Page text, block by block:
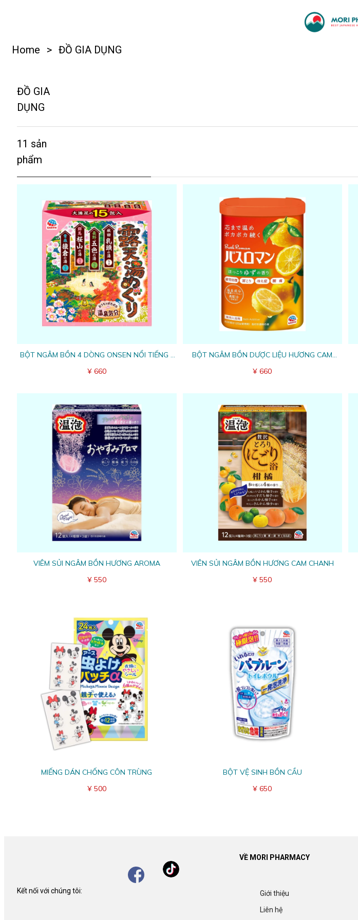
Home > ĐỒ GIA DỤNG
ĐỒ GIA
DỤNG
11
BỘT NGÂM BỒN 4 DÒNG ONSEN NỔI TIẾNG -
¥ 660
BỘT NGÂM BỒN DƯỢC LIỆU HƯƠNG CAM
¥ 660
VIÊM SỦI NGÂM BỒN HƯƠNG AROMA
¥ 550
VIÊN SỦI NGÂM BỒN HƯƠNG CAM CHANH
¥ 550
MIẾNG DÁN CHỐNG CÔN TRÙNG
¥ 500
BỘT VỆ SINH BỒN CẦU
¥ 650
VỀ MORI PHARMACY
Giới thiệu
Liên hệ
Kết nối với chúng tôi: